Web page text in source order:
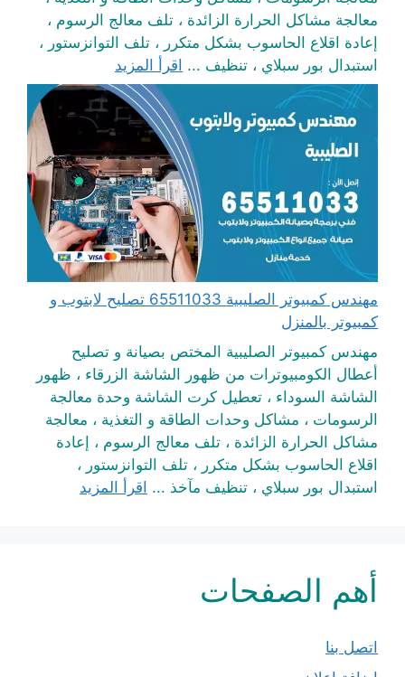
معالجة مشاكل الحرارة الزائدة ، تلف معالج الرسوم ،
إعادة اقلاع الحاسوب بشكل متكرر ، تلف التوانزستور ،
استبدال بور سبلاي ، تنظيف ... اقرأ المزيد
مهندس كمبيوتر الصليبية 65511033 تصليح لابتوب و
كمبيوتر بالمنزل
مهندس كمبيوتر الصليبية المختص بصيانة و تصليح
أعطال الكومبيوترات من ظهور الشاشة الزرقاء ، ظهور
الشاشة السوداء ، تعطيل كرت الشاشة وحدة معالجة
الرسومات ، مشاكل وحدات الطاقة و التغذية ، معالجة
مشاكل الحرارة الزائدة ، تلف معالج الرسوم ، إعادة
اقلاع الحاسوب بشكل متكرر ، تلف التوانزستور ،
استبدال بور سبلاي ، تنظيف مآخذ ... اقرأ المزيد
أهم الصفحات
اتصل بنا